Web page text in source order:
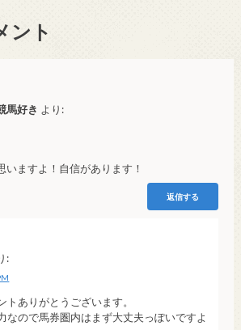
ント
馬好き より:
いますよ！自信があります！
返信する
:
トありがとうございます。
なので馬券圏内はまず大丈夫っぽいですよ